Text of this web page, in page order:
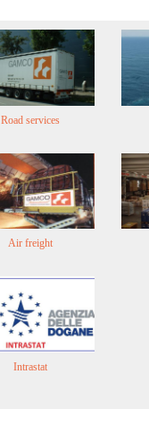
Road services
Air freight
Intrastat